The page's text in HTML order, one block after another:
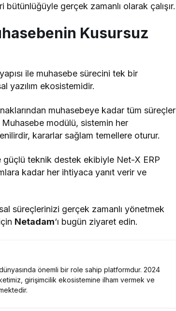
bütünlüğüyle gerçek zamanlı olarak çalışır.
Kusursuz
ile muhasebe sürecini tek bir
yazılım ekosistemidir.
muhasebeye kadar tüm süreçler
Muhasebe modülü, sistemin her
kararlar sağlam temellere oturur.
güçlü teknik destek ekibiyle Net-X ERP
kadar her ihtiyaca yanıt verir ve
süreçlerinizi gerçek zamanlı yönetmek
Netadam‘ı bugün ziyaret edin.
önemli bir role sahip platformdur. 2024
girişimcilik ekosistemine ilham vermek ve